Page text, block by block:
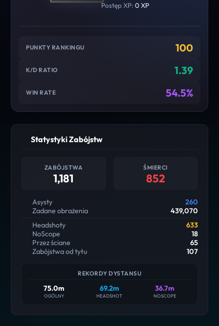
Postęp XP: 0 XP
PUNKTY RANKINGU 100
K/D RATIO 1.39
WIN RATE 54.5%
Statystyki Zabójstw
ZABÓJSTWA
1,181
ŚMIERCI
852
Asysty
260
Zadane obrażenia
439,070
Headshoty
633
NoScope
18
Przez ściane
65
Zabójstwa od tyłu
107
REKORDY DYSTANSU
75.0m
OGÓLNY
69.2m
HEADSHOT
36.7m
NOSCOPE